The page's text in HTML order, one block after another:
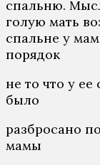
спальню.
голую мать
спальне у
порядок
не то что у
было
разбросано
мамы